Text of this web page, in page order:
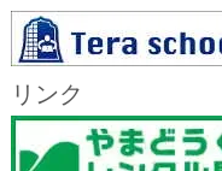
リンク